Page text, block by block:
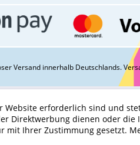
Versand innerhalb Deutschlands.
erforderlich sind und
Direktwerbung dienen oder
mit Ihrer Zustimmung gesetzt.